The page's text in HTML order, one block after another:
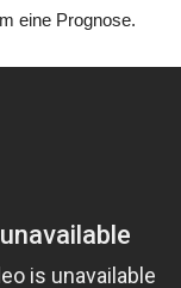
eine Prognose.